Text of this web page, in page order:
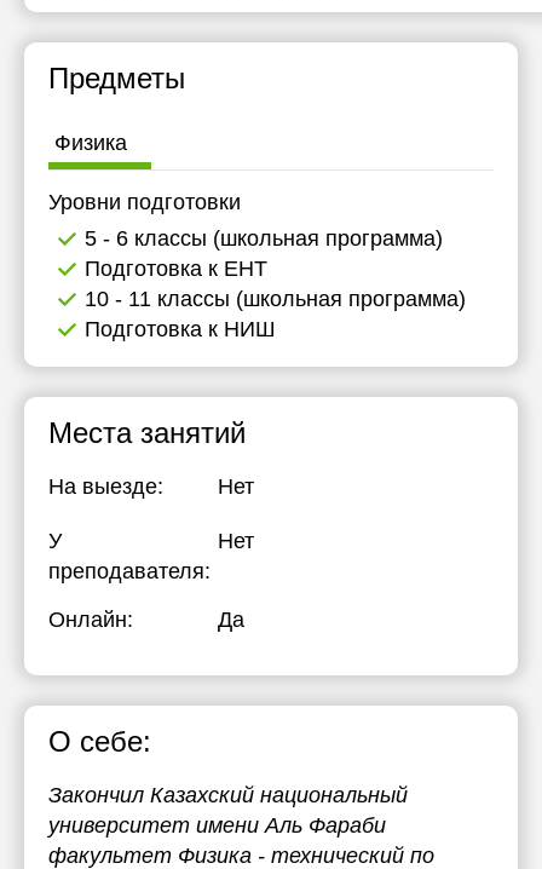
Предметы
Физика
Уровни подготовки
5 - 6 классы (школьная программа)
Подготовка к ЕНТ
10 - 11 классы (школьная программа)
Подготовка к НИШ
Места занятий
На выезде: Нет
У
преподавателя:
Нет
Онлайн: Да
О себе:
Закончил Казахский национальный
университет имени Аль Фараби
факультет Физика - технический по
18:00
19:00
19:30
20:00